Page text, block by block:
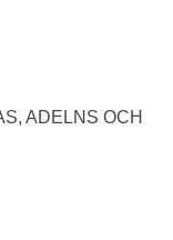
ADELNS OCH